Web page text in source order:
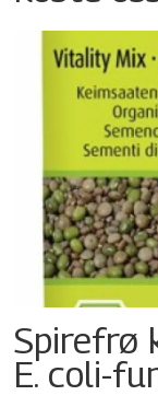
Spirefrø
E. coli-